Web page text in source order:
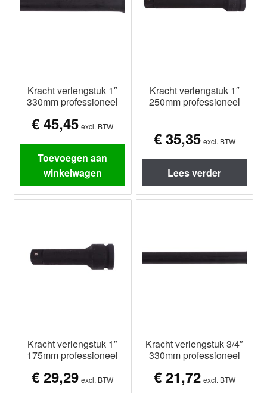
Kracht verlengstuk 1″
330mm professioneel
€ 45,45 excl. BTW
Toevoegen aan
winkelwagen
Kracht verlengstuk 1″
250mm professioneel
€35,35 excl. BTW
Lees verder
Kracht verlengstuk 1″
175mm professioneel
€ 29,29 excl. BTW
Kracht verlengstuk 3/4″
330mm professioneel
€21,72 excl. BTW